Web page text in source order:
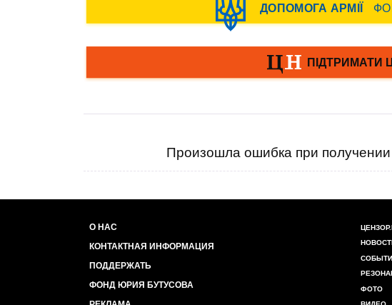
Произошла ошибка при
О НАС
КОНТАКТНАЯ ИНФОРМАЦИЯ
ПОДДЕРЖАТЬ
ФОНД ЮРИЯ БУТУСОВА
ФОТО